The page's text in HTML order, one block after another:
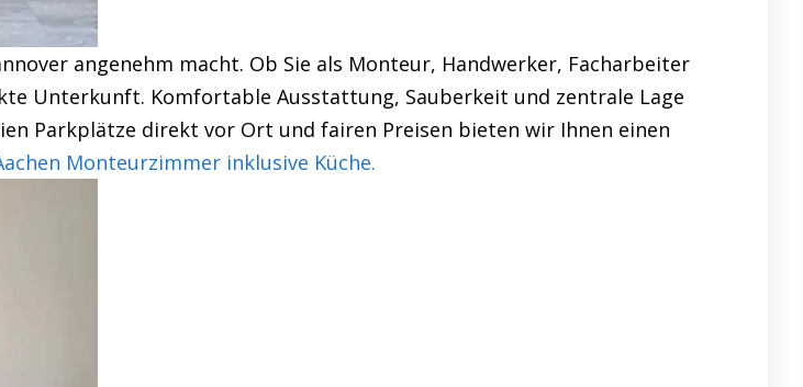
angenehm macht. Ob Sie als Monteur, Handwerker, Facharbeiter
Unterkunft. Komfortable Ausstattung, Sauberkeit und zentrale Lage
Parkplätze direkt vor Ort und fairen Preisen bieten wir Ihnen einen
Monteurzimmer inklusive Küche.